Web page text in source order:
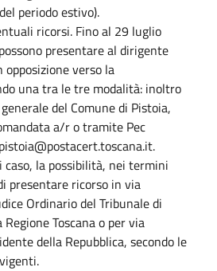
periodo estivo).
ricorsi. Fino al 29 luglio
presentare al dirigente
verso la
una tra le tre modalità: inoltro
del Comune di Pistoia,
a/r o tramite Pec
caso, la possibilità, nei termini
presentare ricorso in via
Ordinario del Tribunale di
Regione Toscana o per via
della Repubblica, secondo le